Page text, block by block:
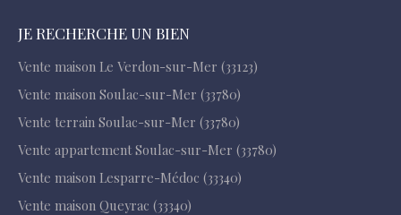
JE RECHERCHE UN BIEN
Vente maison Le Verdon-sur-Mer (33123)
Vente maison Soulac-sur-Mer (33780)
Vente terrain Soulac-sur-Mer (33780)
Vente appartement Soulac-sur-Mer (33780)
Vente maison Lesparre-Médoc (33340)
Vente maison Queyrac (33340)